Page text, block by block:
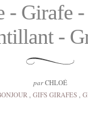
- Girafe
-
parCHLOÉ
, GIFS GIRAFES,